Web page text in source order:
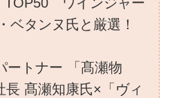
ベタンヌ氏と厳選！
トナー 「髙瀬物
髙瀬知康氏×「ヴィ